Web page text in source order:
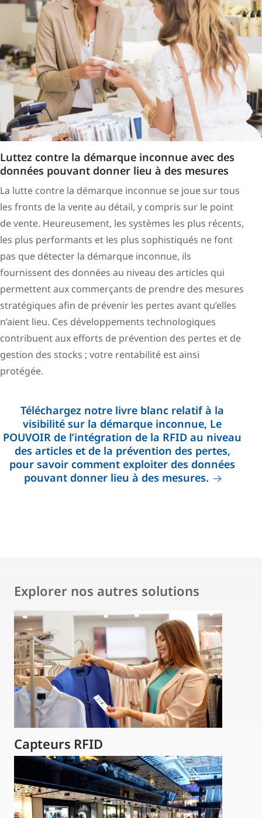
Luttez contre la démarque inconnue avec des
données pouvant donner lieu à des mesures
La lutte contre la démarque inconnue se joue sur tous
les fronts de la vente au détail, y compris sur le point
de vente. Heureusement, les systèmes les plus récents,
les plus performants et les plus sophistiqués ne font
pas que détecter la démarque inconnue, ils
fournissent des données au niveau des articles qui
permettent aux commerçants de prendre des mesures
stratégiques afin de prévenir les pertes avant qu’elles
n’aient lieu. Ces développements technologiques
contribuent aux efforts de prévention des pertes et de
gestion des stocks ; votre rentabilité est ainsi
protégée.
Téléchargez notre livre blanc relatif à la
visibilité sur la démarque inconnue, Le
POUVOIR de l’intégration de la RFID au niveau
des articles et de la prévention des pertes,
pour savoir comment exploiter des données
pouvant donner lieu à des mesures.
Explorer nos autres solutions
Capteurs RFID